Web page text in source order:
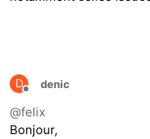
D
Hors-ligne
denic
@felix
Bonjour,